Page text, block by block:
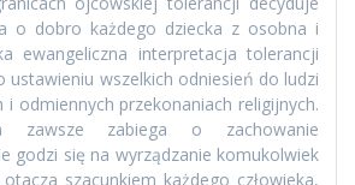
o dobro każdego dziecka z osobna i
ewangeliczna interpretacja tolerancji
ustawieniu wszelkich odniesień do ludzi
i odmiennych przekonaniach religijnych.
zawsze zabiega o zachowanie
godzi się na wyrządzanie komukolwiek
szacunkiem każdego człowieka,